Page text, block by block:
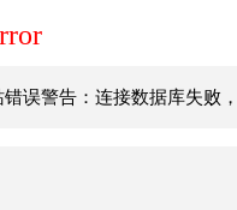
错误警告：连接数据库失败